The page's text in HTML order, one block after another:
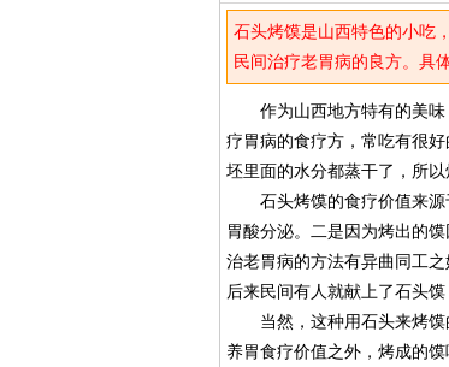
石头烤馍是山西特色的小吃
民间治疗老胃病的良方。具
作为山西地方特有的美味
疗胃病的食疗方，常吃有很
坯里面的水分都蒸干了，所
石头烤馍的食疗价值来源
胃酸分泌。二是因为烤出的
治老胃病的方法有异曲同工
后来民间有人就献上了石头
当然，这种用石头来烤馍
养胃食疗价值之外，烤成的